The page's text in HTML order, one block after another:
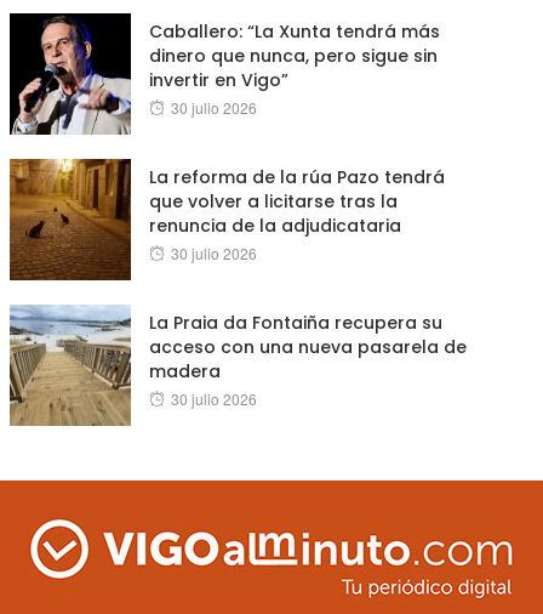
Caballero: “La Xunta tendrá más
dinero que nunca, pero sigue sin
invertir en Vigo”
Posted
30 julio 2026
La reforma de la rúa Pazo tendrá
que volver a licitarse tras la
renuncia de la adjudicataria
Posted
30 julio 2026
La Praia da Fontaiña recupera su
acceso con una nueva pasarela de
madera
Posted
30 julio 2026